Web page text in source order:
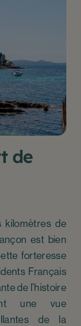
de
kilomètres de
est bien
forteresse
Français
de l’histoire
une vue
de la